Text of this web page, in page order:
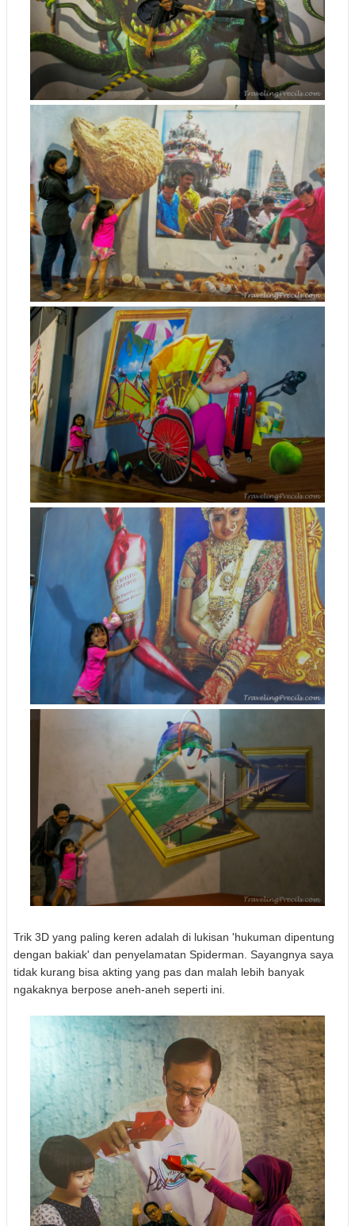
Trik 3D yang paling keren adalah di lukisan 'hukuman dipentung
dengan bakiak' dan penyelamatan Spiderman. Sayangnya saya
tidak kurang bisa akting yang pas dan malah lebih banyak
ngakaknya berpose aneh-aneh seperti ini.